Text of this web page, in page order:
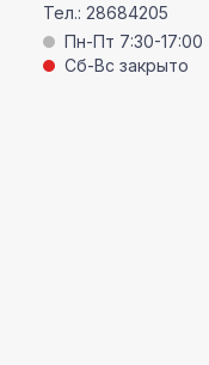
Тел.: 28684205
Пн-Пт 7:30-17:00
Сб-Вс закрыто